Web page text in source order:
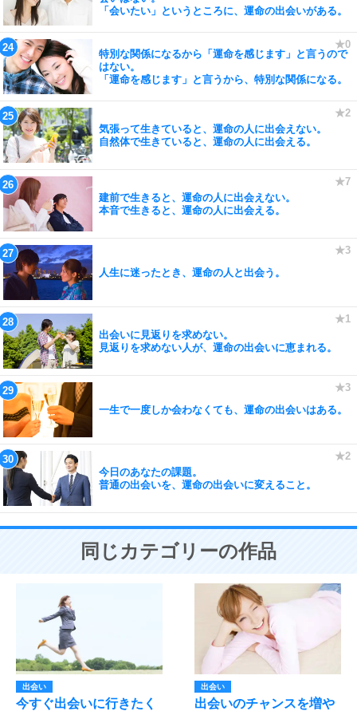
「会いたい」というところに、運命の出会いがある。
特別な関係になるから「運命を感じます」と言うので
はない。
「運命を感じます」と言うから、特別な関係になる。
気張って生きていると、運命の人に出会えない。
自然体で生きていると、運命の人に出会える。
建前で生きると、運命の人に出会えない。
本音で生きると、運命の人に出会える。
人生に迷ったとき、運命の人と出会う。
出会いに見返りを求めない。
見返りを求めない人が、運命の出会いに恵まれる。
一生で一度しか会わなくても、運命の出会いはある。
今日のあなたの課題。
普通の出会いを、運命の出会いに変えること。
同じカテゴリーの作品
出会い
今すぐ出会いに行きたく
出会い
出会いのチャンスを増や